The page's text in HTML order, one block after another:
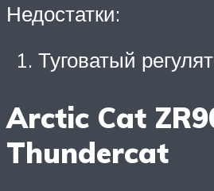
Недостатки:
Туговатый
Arctic Cat
Thundercat